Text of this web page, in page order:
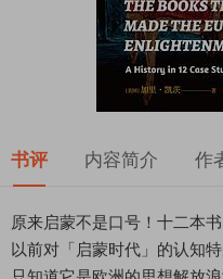
书评 内容简介 作
原来启蒙不是口号！十二本
以前对「启蒙时代」的认知特